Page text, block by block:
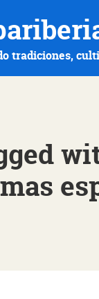
tradiciones,